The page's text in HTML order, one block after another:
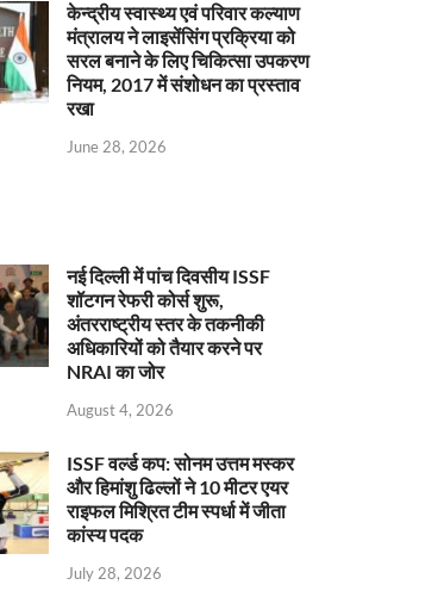
केन्‍द्रीय स्वास्थ्य एवं परिवार कल्याण
मंत्रालय ने लाइसेंसिंग प्रक्रिया को
सरल बनाने के लिए चिकित्सा उपकरण
नियम, 2017 में संशोधन का प्रस्ताव
रखा
June 28, 2026
नई दिल्ली में पांच दिवसीय ISSF
शॉटगन रेफरी कोर्स शुरू,
अंतरराष्ट्रीय स्तर के तकनीकी
अधिकारियों को तैयार करने पर
NRAI का जोर
August 4, 2026
ISSF वर्ल्ड कप: सोनम उत्तम मस्कर
और हिमांशु ढिल्लों ने 10 मीटर एयर
राइफल मिश्रित टीम स्पर्धा में जीता
कांस्य पदक
July 28, 2026